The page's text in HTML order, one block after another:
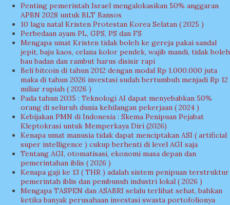
Penting pemerintah Israel mengalokasikan 50% anggaran
APBN 2028 untuk BLT Bansos
10 lagu natal Kristen Protestan Korea Selatan ( 2025 )
Perbedaan ayam PL, GPS, PS dan FS
Mengapa umat Kristen tidak boleh ke gereja pakai sandal
jepit, baju kaos, celana kolor pendek, wajib mandi, tidak boleh
bau badan dan rambut harus disisir rapi
Beli bitcoin di tahun 2012 dengan modal Rp 1.000.000 juta
maka di tahun 2026 investasi sudah bertumbuh menjadi Rp 12
miliar rupiah ( 2026 )
Pada tahun 2035 : Teknologi AI dapat menyebabkan 50%
orang di seluruh dunia kehilangan pekerjaan ( 2024 )
Kebijakan PMN di Indonesia : Skema Penipuan Pejabat
Kleptokrasi untuk Memperkaya Diri (2026)
Kenapa umat manusia tidak dapat menciptakan ASI ( artificial
super intelligence ) cukup berhenti di level AGI saja
Tentang AGI, otomatisasi, ekonomi masa depan dan
pemerintahan iblis ( 2026 )
Kenapa gaji ke 13 ( THR ) adalah sistem penipuan terstruktur
pemerintah iblis dan pembunuh industri lokal ( 2026 )
Mengapa TASPEN dan ASABRI selalu terlihat sehat, bahkan
ketika banyak perusahaan investasi swasta portofolionya